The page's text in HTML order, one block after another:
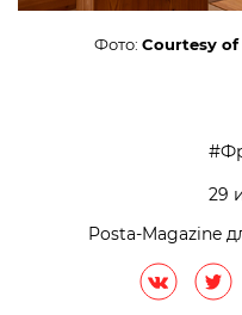
Фото: Courtesy of
29
Posta-Magazine